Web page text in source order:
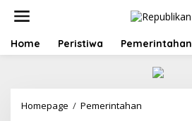
t
Home Peristiwa Pemerintahan
Homepage / Pemerintahan